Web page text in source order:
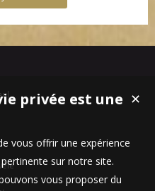
✕
privée est une
vous offrir une expérience
sur notre site.
vous proposer du